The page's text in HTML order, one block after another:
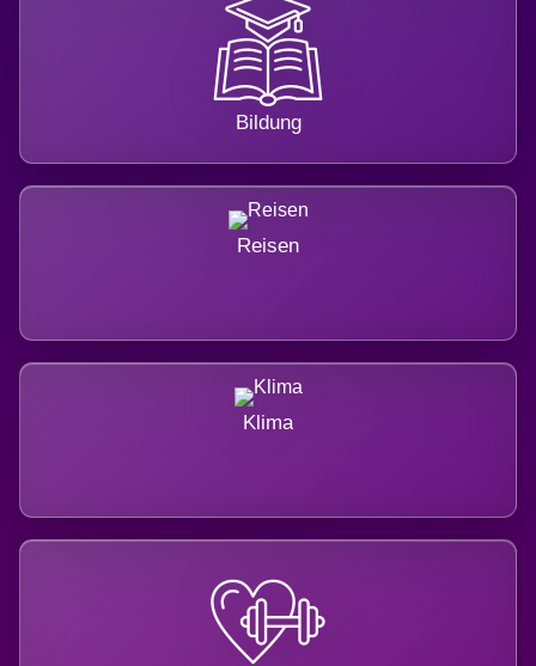
Bildung
Reisen
Klima